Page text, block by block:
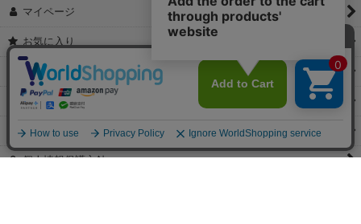
＞詳細は画像をタップ＜
②宛名（空欄は上様は不可）
③但し書き（空欄やお品代は不可）
【すでにご注文が完了している場合】
①お電話・メール・LINEにて領収書希望の連絡をお願い致します
②後日、郵送にて領収書を送らせて頂きます。
①マイページから購入履歴→購入内容→領収書発行を選択。
②後日、郵送にて領収書を送らせて頂きます。
マイページ
お気に入り
特定商取引法表示
ご利用案内
お問い合せ
個人情報保護方針